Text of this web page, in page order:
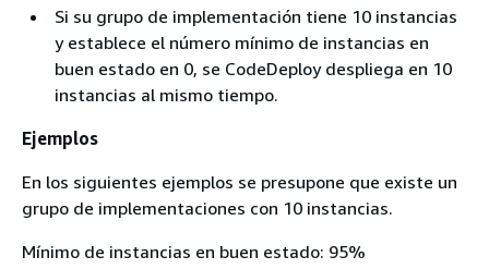
Si su grupo de implementación tiene 10 instancias
y establece el número mínimo de instancias en
buen estado en 0, se CodeDeploy despliega en 10
instancias al mismo tiempo.
Ejemplos
En los siguientes ejemplos se presupone que existe un
grupo de implementaciones con 10 instancias.
Mínimo de instancias en buen estado: 95%